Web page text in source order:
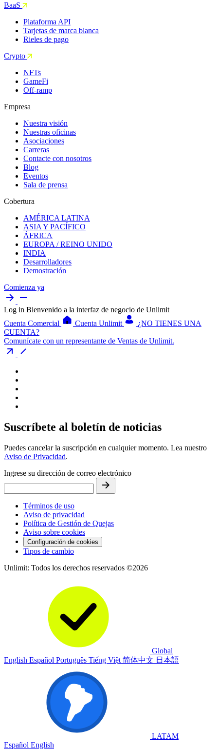
BaaS
Plataforma API
Tarjetas de marca blanca
Rieles de pago
Crypto
NFTs
GameFi
Off-ramp
Empresa
Nuestra visión
Nuestras oficinas
Asociaciones
Carreras
Contacte con nosotros
Blog
Eventos
Sala de prensa
Cobertura
AMÉRICA LATINA
ASIA Y PACÍFICO
ÁFRICA
EUROPA / REINO UNIDO
INDIA
Desarrolladores
Demostración
Comienza ya
Log in Bienvenido a la interfaz de negocio de Unlimit
Cuenta Comercial
Cuenta Unlimit
¿NO TIENES UNA
CUENTA?
Comunícate con un representante de Ventas de Unlimit.
Suscríbete al boletín de noticias
Puedes cancelar la suscripción en cualquier momento. Lea nuestro
Aviso de Privacidad.
Ingrese su dirección de correo electrónico
Términos de uso
Aviso de privacidad
Política de Gestión de Quejas
Aviso sobre cookies
Configuración de cookies
Tipos de cambio
Unlimit: Todos los derechos reservados ©2026
Global
English Español Português Tiếng Việt 简体中文 日本語
LATAM
Español English